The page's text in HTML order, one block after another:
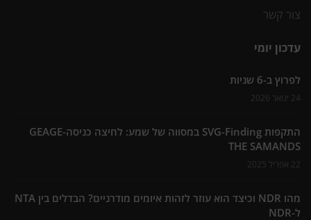
צור קשר
עדכון יומי
לפרוץ ב-6 שניות
24 ינואר 2026
התקפות SVG-Finding במסווה של שמע: לחיצה כניסה-GEAGE
THE SAMANDS
22 אפריל 2025
מהו NDR וכיצד הוא עוזר לזהות איומים מודרניים? הבדלים בין NTA
ל-NDR